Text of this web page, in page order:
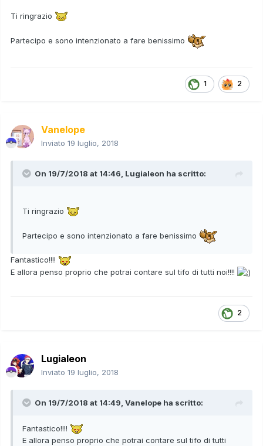
Ti ringrazio
Partecipo e sono intenzionato a fare benissimo
1 2
Vanelope
Inviato 19 luglio, 2018
On 19/7/2018 at 14:46, Lugialeon ha scritto:
Ti ringrazio
Partecipo e sono intenzionato a fare benissimo
Fantastico!!!!
E allora penso proprio che potrai contare sul tifo di tutti noi!!!!
2
Lugialeon
Inviato 19 luglio, 2018
On 19/7/2018 at 14:49, Vanelope ha scritto:
Fantastico!!!!
E allora penso proprio che potrai contare sul tifo di tutti